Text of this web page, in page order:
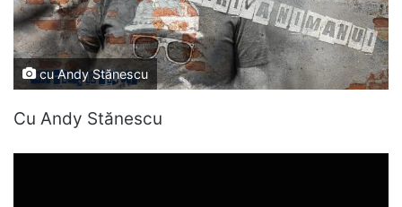
cu Andy Stănescu
Cu Andy Stănescu